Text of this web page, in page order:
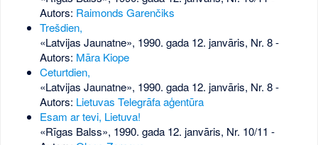
Autors: Raimonds Garenčiks
Trešdien,
«Latvijas Jaunatne», 1990. gada 12. janvāris, Nr. 8-
Autors: Māra Kiope
Ceturtdien,
«Latvijas Jaunatne», 1990. gada 12. janvāris, Nr. 8-
Autors: Lietuvas Telegrāfa aģentūra
Esam ar tevi, Lietuva!
«Rīgas Balss», 1990. gada 12. janvāris, Nr. 10/11 -